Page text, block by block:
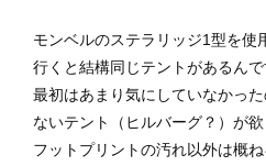
モンベルのステラリッジ1型を使
行くと結構同じテントがあるん
最初はあまり気にしていなかっ
ないテント（ヒルバーグ？）が
フットプリントの汚れ以外は概